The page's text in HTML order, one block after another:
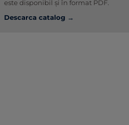
este disponibil și în format PDF.
Descarca catalog →